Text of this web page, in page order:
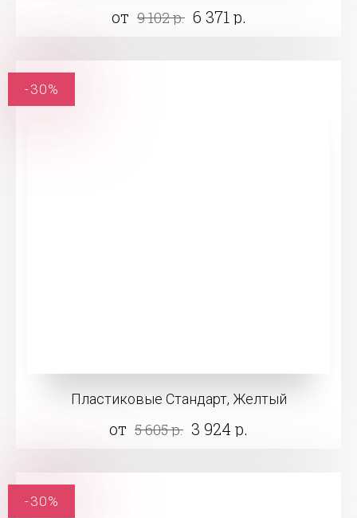
от 9 102 р. 6 371 р.
Пластиковые Стандарт, Желтый
от 5 605 р. 3 924 р.
-30%
-30%